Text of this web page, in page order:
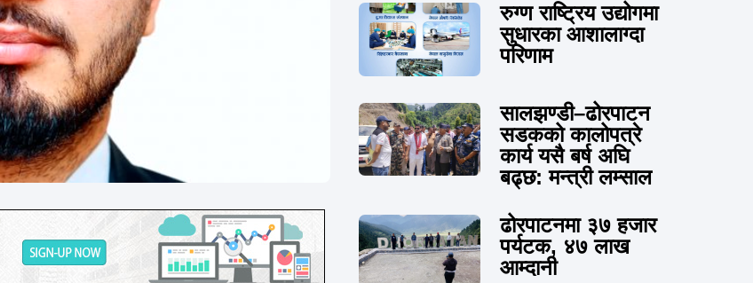
रुग्ण राष्ट्रिय उद्योगमा
सुधारका आशालाग्दा
परिणाम
सालझण्डी–ढोरपाटन
सडकको कालोपत्रे
कार्य यसै बर्ष अघि
बढ्छ: मन्त्री लम्साल
ढोरपाटनमा ३७ हजार
पर्यटक, ४७ लाख
आम्दानी